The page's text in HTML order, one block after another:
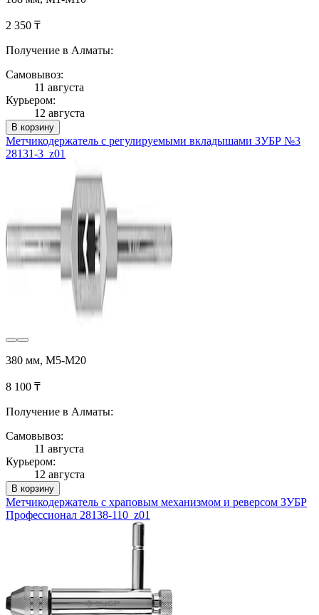
2 350 ₸
Получение в Алматы:
Самовывоз:
11 августа
Курьером:
12 августа
В корзину
Метчикодержатель с регулируемыми вкладышами ЗУБР №3
28131-3_z01
380 мм, М5-М20
8 100 ₸
Получение в Алматы:
Самовывоз:
11 августа
Курьером:
12 августа
В корзину
Метчикодержатель с храповым механизмом и реверсом ЗУБР
Профессионал 28138-110_z01